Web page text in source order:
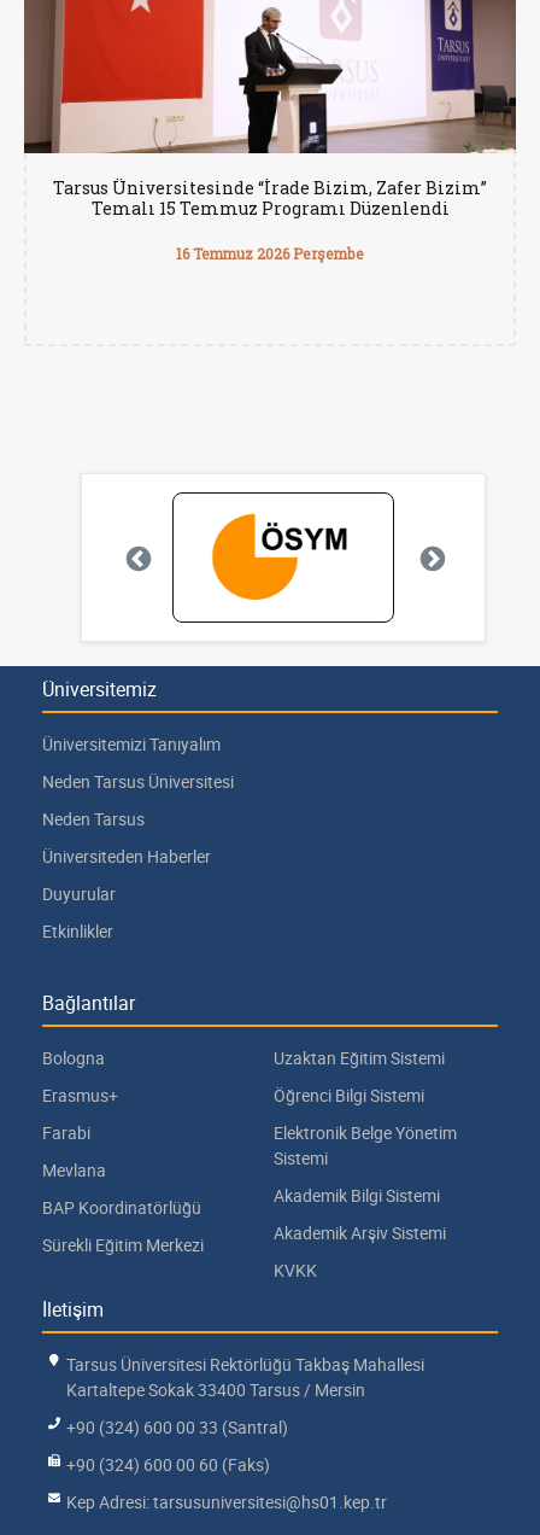
Tarsus Üniversitesinde “İrade Bizim, Zafer Bizim”
Temalı 15 Temmuz Programı Düzenlendi
16 Temmuz 2026 Perşembe
Üniversitemiz
Üniversitemizi Tanıyalım
Neden Tarsus Üniversitesi
Neden Tarsus
Üniversiteden Haberler
Duyurular
Etkinlikler
Bağlantılar
Bologna
Erasmus+
Farabi
Mevlana
BAP Koordinatörlüğü
Sürekli Eğitim Merkezi
Uzaktan Eğitim Sistemi
Öğrenci Bilgi Sistemi
Elektronik Belge Yönetim
Sistemi
Akademik Bilgi Sistemi
Akademik Arşiv Sistemi
KVKK
İletişim
Tarsus Üniversitesi Rektörlüğü Takbaş Mahallesi
Kartaltepe Sokak 33400 Tarsus / Mersin
+90 (324) 600 00 33 (Santral)
+90 (324) 600 00 60 (Faks)
Kep Adresi: tarsusuniversitesi@hs01.kep.tr